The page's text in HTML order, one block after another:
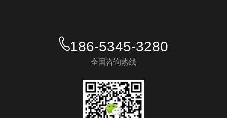
186-5345-3280
全国咨询热线